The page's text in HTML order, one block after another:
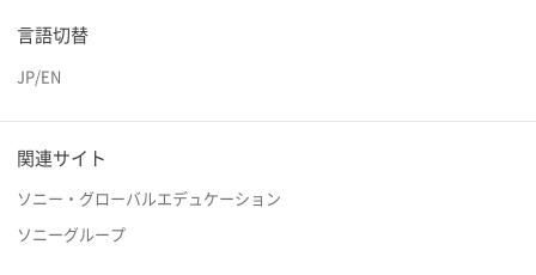
言語切替
JP/EN
関連サイト
ソニー・グローバルエデュケーション
ソニーグループ